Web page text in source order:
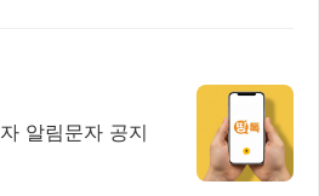
알림문자 공지